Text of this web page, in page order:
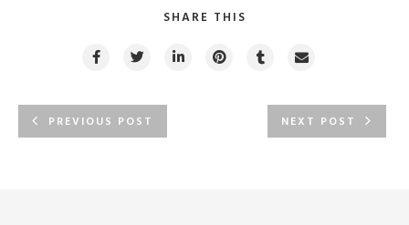
SHARE THIS
PREVIOUS POST NEXT POST